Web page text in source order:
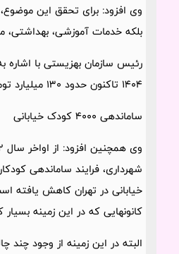
وی افزود: برای تحقق این موضوع،
بلکه خدمات آموزشی، بهداشتی،
1404 تاکنون حدود 130 میلیارد تومان برای ساماندهی کودکان کار هزینه شده است.
ساماندهی 4000 کودک خیابانی
کانونهایی که در این زمینه